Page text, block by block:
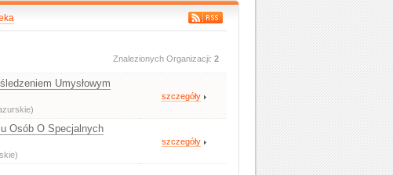
Znalezionych Organizacji: 2
Umysłowym
szczegóły
Osób O Specjalnych
szczegóły